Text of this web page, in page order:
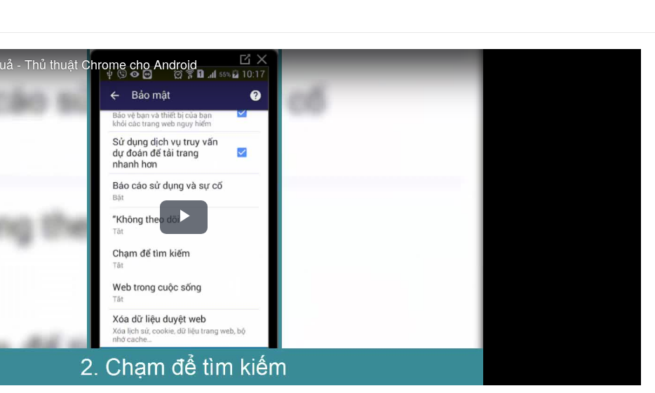
Play
Video
- Thủ thuật Chrome cho Android